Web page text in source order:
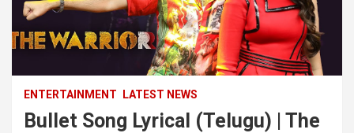
ENTERTAINMENT LATEST NEWS
Bullet Song Lyrical (Telugu) | The